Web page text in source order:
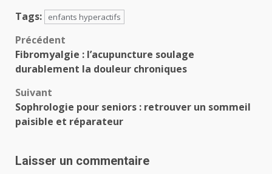
Tags:
enfants hyperactifs
Navigation
d’article
Précédent
Fibromyalgie : l’acupuncture soulage
durablement la douleur chroniques
Suivant
Sophrologie pour seniors : retrouver un sommeil
paisible et réparateur
Laisser un commentaire